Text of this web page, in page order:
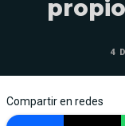
4
Compartir en redes